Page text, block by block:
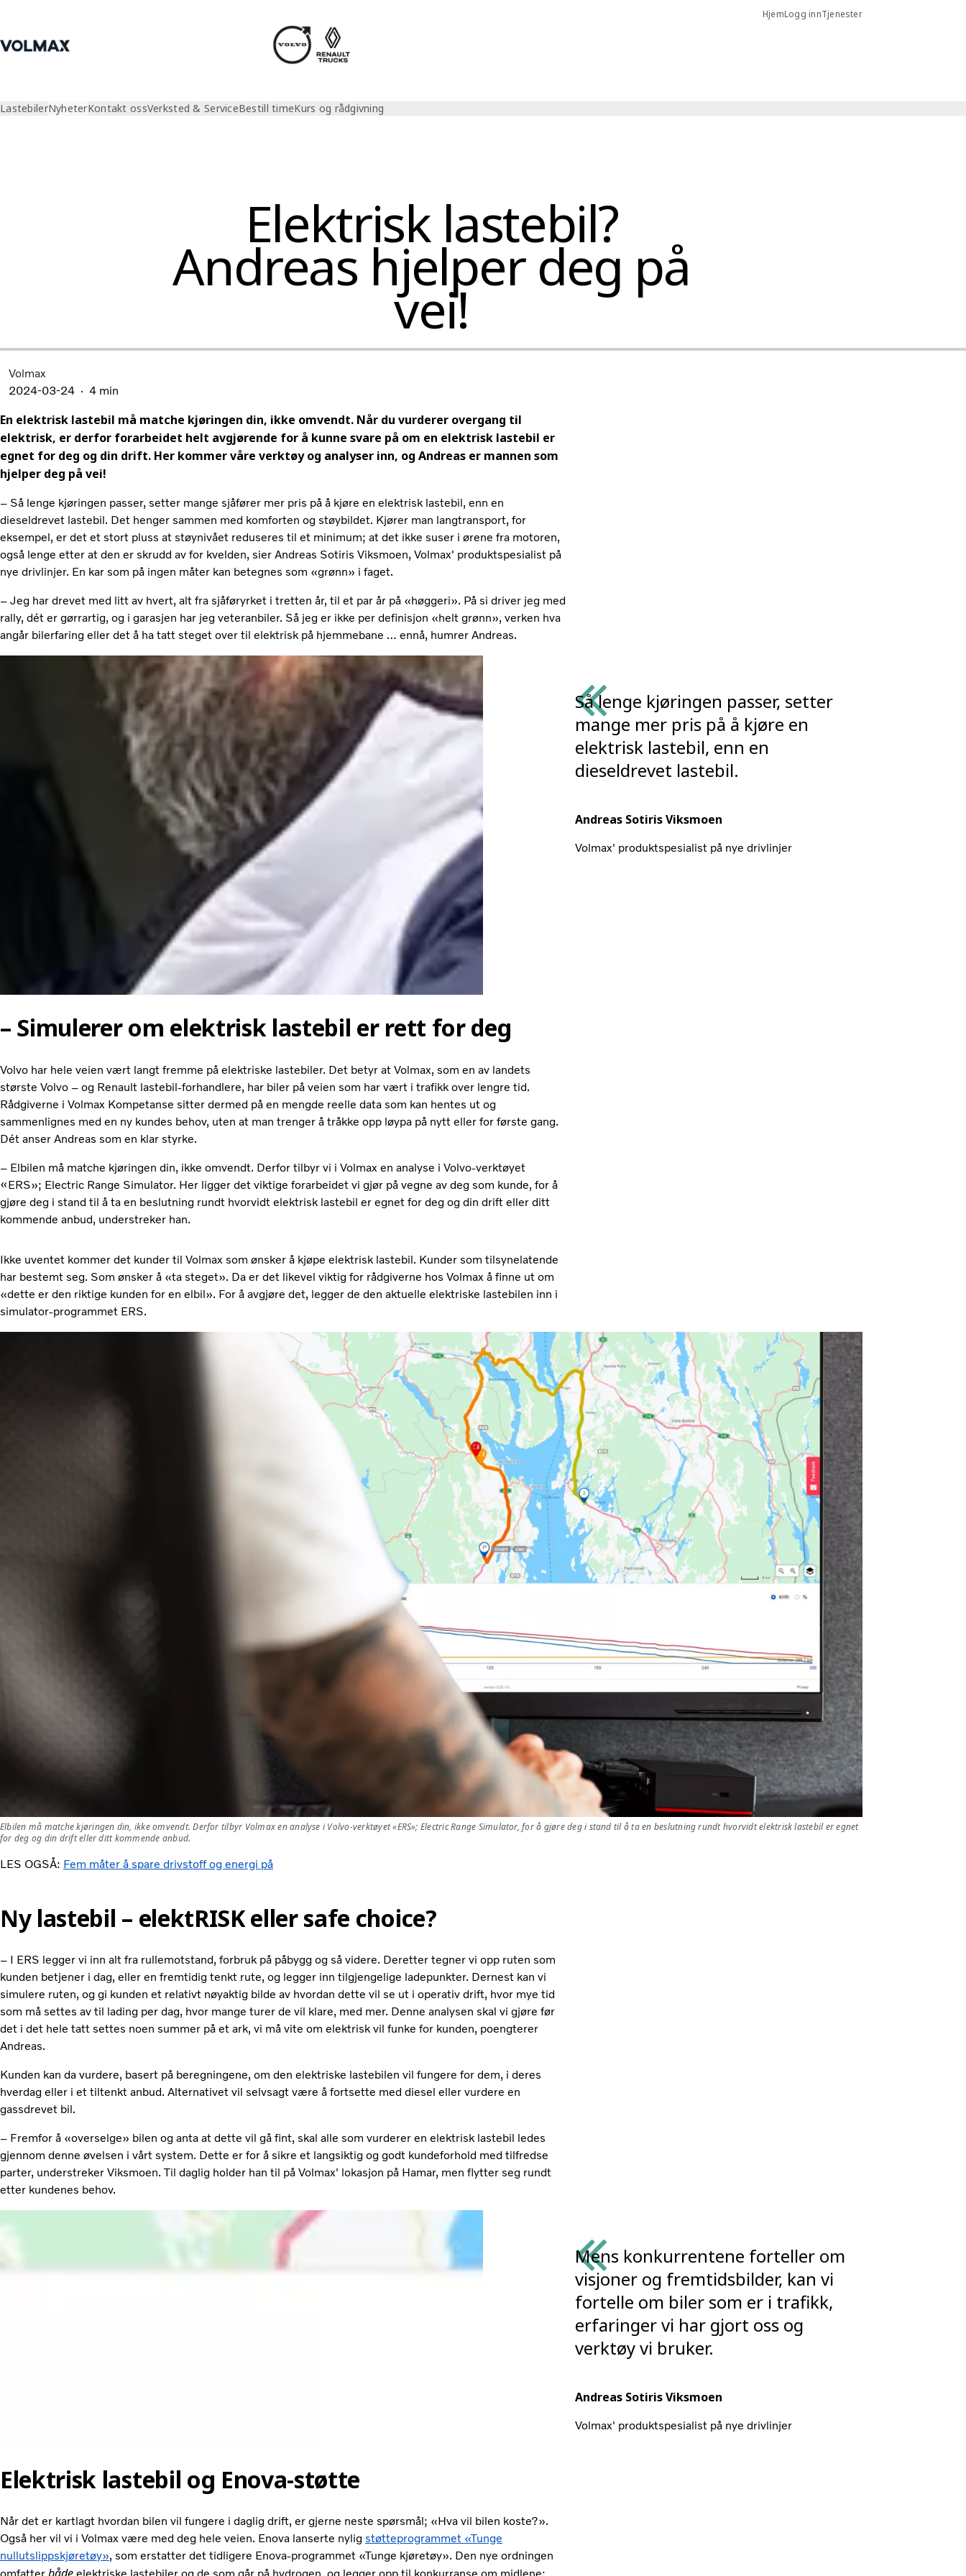
HjemLogg innTjenester
LastebilerNyheterKontakt ossVerksted & ServiceBestill timeKurs og rådgivning
Elektrisk lastebil?
Andreas hjelper deg på
vei!
Volmax
2024-03-24
4 min
En elektrisk lastebil må matche kjøringen din, ikke omvendt. Når du vurderer overgang til
elektrisk, er derfor forarbeidet helt avgjørende for å kunne svare på om en elektrisk lastebil er
egnet for deg og din drift. Her kommer våre verktøy og analyser inn, og Andreas er mannen som
hjelper deg på vei!
– Så lenge kjøringen passer, setter mange sjåfører mer pris på å kjøre en elektrisk lastebil, enn en
dieseldrevet lastebil. Det henger sammen med komforten og støybildet. Kjører man langtransport, for
eksempel, er det et stort pluss at støynivået reduseres til et minimum; at det ikke suser i ørene fra motoren,
også lenge etter at den er skrudd av for kvelden, sier Andreas Sotiris Viksmoen, Volmax' produktspesialist på
nye drivlinjer. En kar som på ingen måter kan betegnes som «grønn» i faget.
– Jeg har drevet med litt av hvert, alt fra sjåføryrket i tretten år, til et par år på «høggeri». På si driver jeg med
rally, dét er gørrartig, og i garasjen har jeg veteranbiler. Så jeg er ikke per definisjon «helt grønn», verken hva
angår bilerfaring eller det å ha tatt steget over til elektrisk på hjemmebane … ennå, humrer Andreas.
Så lenge kjøringen passer, setter
mange mer pris på å kjøre en
elektrisk lastebil, enn en
dieseldrevet lastebil.
Andreas Sotiris Viksmoen
Volmax' produktspesialist på nye drivlinjer
– Simulerer om elektrisk lastebil er rett for deg
Volvo har hele veien vært langt fremme på elektriske lastebiler. Det betyr at Volmax, som en av landets
største Volvo – og Renault lastebil-forhandlere, har biler på veien som har vært i trafikk over lengre tid.
Rådgiverne i Volmax Kompetanse sitter dermed på en mengde reelle data som kan hentes ut og
sammenlignes med en ny kundes behov, uten at man trenger å tråkke opp løypa på nytt eller for første gang.
Dét anser Andreas som en klar styrke.
– Elbilen må matche kjøringen din, ikke omvendt. Derfor tilbyr vi i Volmax en analyse i Volvo-verktøyet
«ERS»; Electric Range Simulator. Her ligger det viktige forarbeidet vi gjør på vegne av deg som kunde, for å
gjøre deg i stand til å ta en beslutning rundt hvorvidt elektrisk lastebil er egnet for deg og din drift eller ditt
kommende anbud, understreker han.
Ikke uventet kommer det kunder til Volmax som ønsker å kjøpe elektrisk lastebil. Kunder som tilsynelatende
har bestemt seg. Som ønsker å «ta steget». Da er det likevel viktig for rådgiverne hos Volmax å finne ut om
«dette er den riktige kunden for en elbil». For å avgjøre det, legger de den aktuelle elektriske lastebilen inn i
simulator-programmet ERS.
Elbilen må matche kjøringen din, ikke omvendt. Derfor tilbyr Volmax en analyse i Volvo-verktøyet «ERS»; Electric Range Simulator, for å gjøre deg i stand til å ta en beslutning rundt hvorvidt elektrisk lastebil er egnet
for deg og din drift eller ditt kommende anbud.
LES OGSÅ: Fem måter å spare drivstoff og energi på
Ny lastebil – elektRISK eller safe choice?
– I ERS legger vi inn alt fra rullemotstand, forbruk på påbygg og så videre. Deretter tegner vi opp ruten som
kunden betjener i dag, eller en fremtidig tenkt rute, og legger inn tilgjengelige ladepunkter. Dernest kan vi
simulere ruten, og gi kunden et relativt nøyaktig bilde av hvordan dette vil se ut i operativ drift, hvor mye tid
som må settes av til lading per dag, hvor mange turer de vil klare, med mer. Denne analysen skal vi gjøre før
det i det hele tatt settes noen summer på et ark, vi må vite om elektrisk vil funke for kunden, poengterer
Andreas.
Kunden kan da vurdere, basert på beregningene, om den elektriske lastebilen vil fungere for dem, i deres
hverdag eller i et tiltenkt anbud. Alternativet vil selvsagt være å fortsette med diesel eller vurdere en
gassdrevet bil.
– Fremfor å «overselge» bilen og anta at dette vil gå fint, skal alle som vurderer en elektrisk lastebil ledes
gjennom denne øvelsen i vårt system. Dette er for å sikre et langsiktig og godt kundeforhold med tilfredse
parter, understreker Viksmoen. Til daglig holder han til på Volmax' lokasjon på Hamar, men flytter seg rundt
etter kundenes behov.
Mens konkurrentene forteller om
visjoner og fremtidsbilder, kan vi
fortelle om biler som er i trafikk,
erfaringer vi har gjort oss og
verktøy vi bruker.
Andreas Sotiris Viksmoen
Volmax' produktspesialist på nye drivlinjer
Elektrisk lastebil og Enova-støtte
Når det er kartlagt hvordan bilen vil fungere i daglig drift, er gjerne neste spørsmål; «Hva vil bilen koste?».
Også her vil vi i Volmax være med deg hele veien. Enova lanserte nylig støtteprogrammet «Tunge
nullutslippskjøretøy», som erstatter det tidligere Enova-programmet «Tunge kjøretøy». Den nye ordningen